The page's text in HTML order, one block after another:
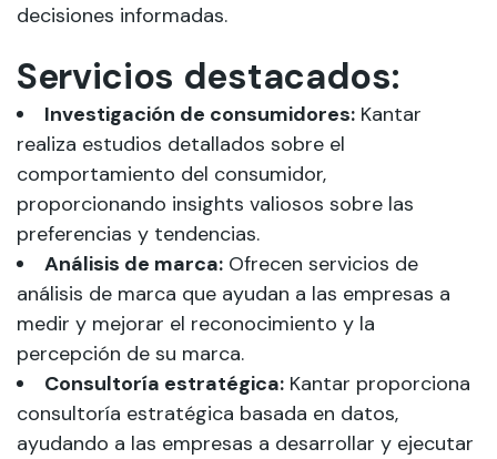
decisiones informadas.
Servicios destacados:
Investigación de consumidores: Kantar
realiza estudios detallados sobre el
comportamiento del consumidor,
proporcionando insights valiosos sobre las
preferencias y tendencias.
Análisis de marca: Ofrecen servicios de
análisis de marca que ayudan a las empresas a
medir y mejorar el reconocimiento y la
percepción de su marca.
Consultoría estratégica: Kantar proporciona
consultoría estratégica basada en datos,
ayudando a las empresas a desarrollar y ejecutar